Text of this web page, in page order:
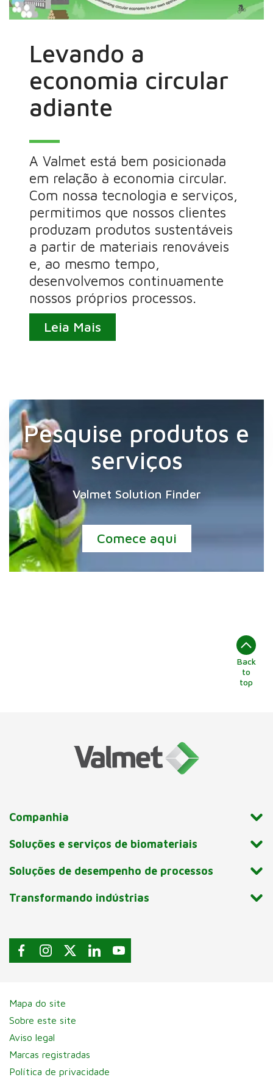
Levando a
economia circular
adiante
A Valmet está bem posicionada
em relação à economia circular.
Com nossa tecnologia e serviços,
permitimos que nossos clientes
produzam produtos sustentáveis
a partir de materiais renováveis
e, ao mesmo tempo,
desenvolvemos continuamente
nossos próprios processos.
Leia Mais
Pesquise produtos e
serviços
Valmet Solution Finder
Comece aqui
Back
to
top
Companhia
Soluções e serviços de biomateriais
Soluções de desempenho de processos
Transformando indústrias
Mapa do site
Sobre este site
Aviso legal
Marcas registradas
Política de privacidade